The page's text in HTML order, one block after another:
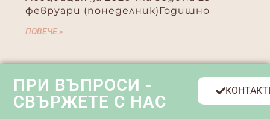
февруари (понеделник)Годишно
ПОВЕЧЕ »
ПРИ ВЪПРОСИ -
СВЪРЖЕТЕ С НАС